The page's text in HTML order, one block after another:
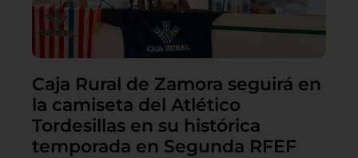
Caja Rural de Zamora seguirá en
la camiseta del Atlético
Tordesillas en su histórica
temporada en Segunda RFEF